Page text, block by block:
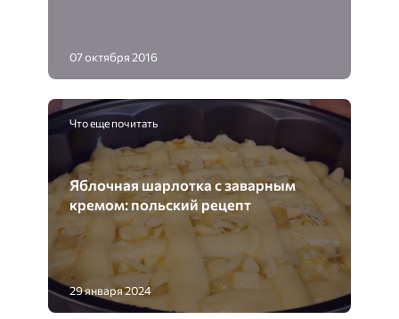
07 октября 2016
Что еще почитать
Яблочная шарлотка с заварным
кремом: польский рецепт
29 января 2024